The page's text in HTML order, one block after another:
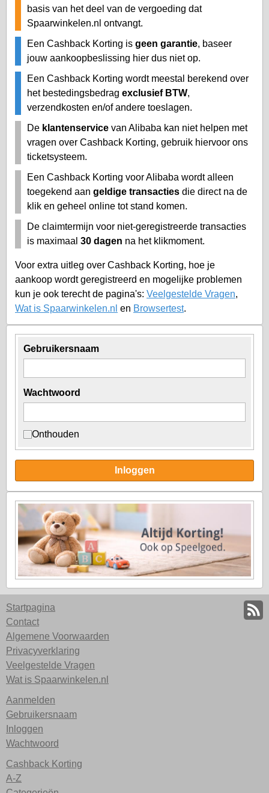
Gebruikersnaam
Wachtwoord
Onthouden
Inloggen
basis van het deel van de vergoeding dat
Spaarwinkelen.nl ontvangt.
Een Cashback Korting is geen garantie, baseer
jouw aankoopbeslissing hier dus niet op.
Een Cashback Korting wordt meestal berekend over
het bestedingsbedrag exclusief BTW,
verzendkosten en/of andere toeslagen.
De klantenservice van Alibaba kan niet helpen met
vragen over Cashback Korting, gebruik hiervoor ons
ticketsysteem.
Een Cashback Korting voor Alibaba wordt alleen
toegekend aan geldige transacties die direct na de
klik en geheel online tot stand komen.
De claimtermijn voor niet-geregistreerde transacties
is maximaal 30 dagen na het klikmoment.
Voor extra uitleg over Cashback Korting, hoe je
aankoop wordt geregistreerd en mogelijke problemen
kun je ook terecht de pagina's: Veelgestelde Vragen,
Wat is Spaarwinkelen.nl en Browsertest.
Startpagina
Contact
Algemene Voorwaarden
Privacyverklaring
Veelgestelde Vragen
Wat is Spaarwinkelen.nl
Aanmelden
Gebruikersnaam
Inloggen
Wachtwoord
Cashback Korting
A-Z